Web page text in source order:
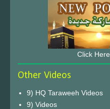
Click Here
Other Videos
9) HQ Taraweeh Videos
9) Videos